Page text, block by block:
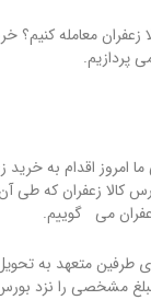
زعفران معامله
پردازیم.
ما امروز اقدام به
کالا زعفران که طی
می گوییم.
طرفین متعهد به
مشخصی را نزد بورس